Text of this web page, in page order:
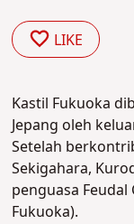
LIKE
Kastil Fukuoka
Jepang oleh
Setelah
Sekigahara,
penguasa
Fukuoka).